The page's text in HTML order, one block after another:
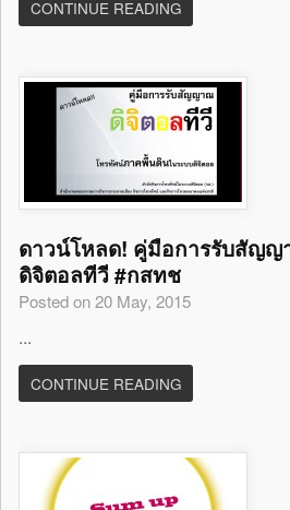
CONTINUE READING
ดาวน์โหลด! คู่มือการรับสัญ
ดิจิตอลทีวี #กสทช
Posted on 20 May, 2015
...
CONTINUE READING